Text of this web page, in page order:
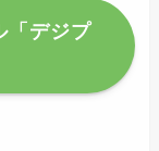
「デジプ